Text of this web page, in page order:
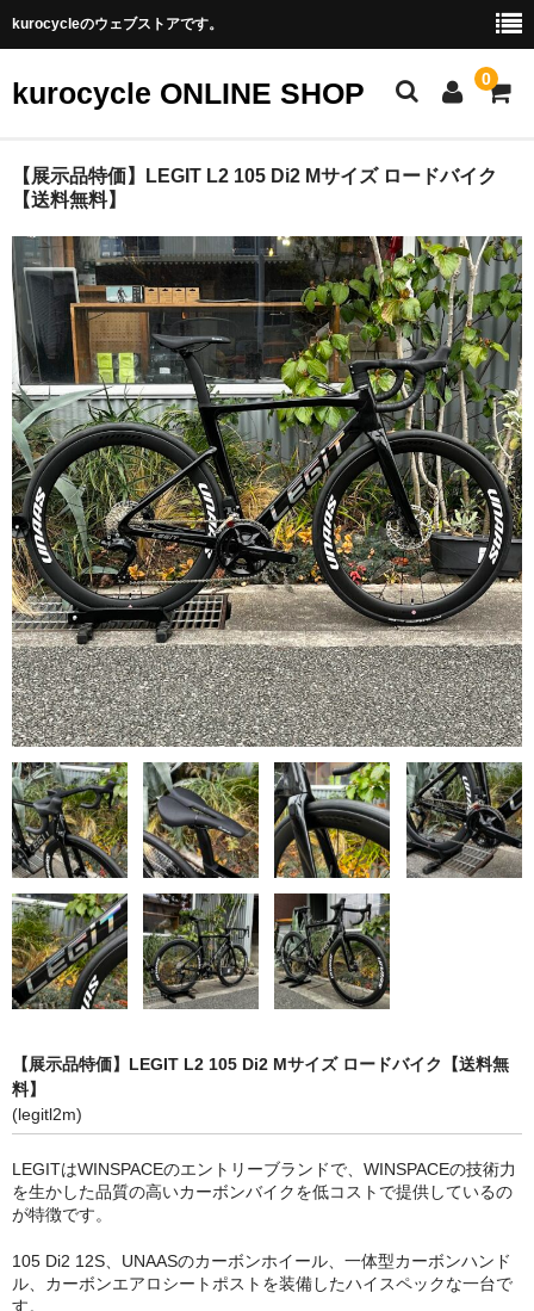
kurocycleのウェブストアです。
kurocycle ONLINE SHOP 0
STORE TOP
アクセサリ
パーツ
フレーム
ホイール
完成車
BRAND
MB WEAR エムビーウェア
SURLY サーリー
WINSPACE ウィンスペース
YOELEO ヨーレオ
CONTACT
HOME
【展示品特価】LEGIT L2 105 Di2 Mサイズ ロードバイク
【送料無料】
【展示品特価】LEGIT L2 105 Di2 Mサイズ ロードバイク【送料無
料】
(legitl2m)
LEGITはWINSPACEのエントリーブランドで、WINSPACEの技術力
を生かした品質の高いカーボンバイクを低コストで提供しているの
が特徴です。
105 Di2 12S、UNAASのカーボンホイール、一体型カーボンハンド
ル、カーボンエアロシートポストを装備したハイスペックな一台で
す。